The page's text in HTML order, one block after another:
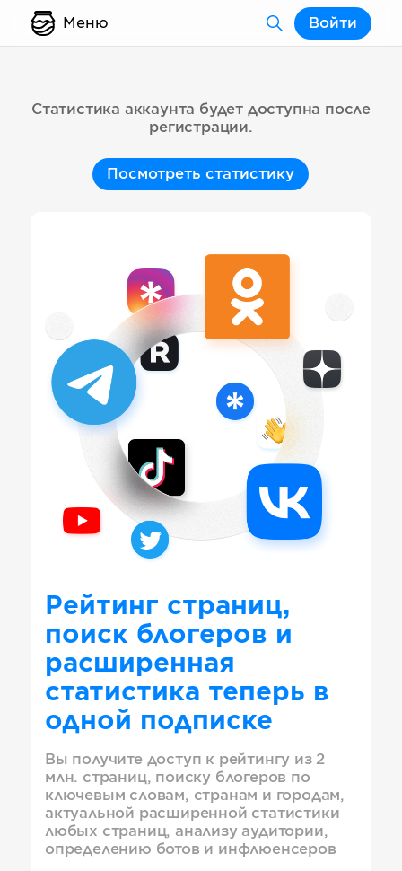
Меню Войти
Статистика аккаунта будет доступна после
регистрации.
Посмотреть статистику
Рейтинг страниц,
поиск блогеров и
расширенная
статистика теперь в
одной подписке
Вы получите доступ к рейтингу из 2
млн. страниц, поиску блогеров по
ключевым словам, странам и городам,
актуальной расширенной статистики
любых страниц, анализу аудитории,
определению ботов и инфлюенсеров